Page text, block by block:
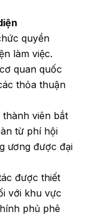
quyền
làm việc.
quan quốc
thỏa thuận
viên bắt
từ phí hội
ương được đại
được thiết
với khu vực
phủ phê